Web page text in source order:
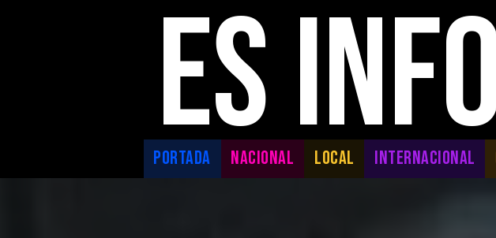
ES
PORTADA NACIONAL LOCAL INTERNACIONAL